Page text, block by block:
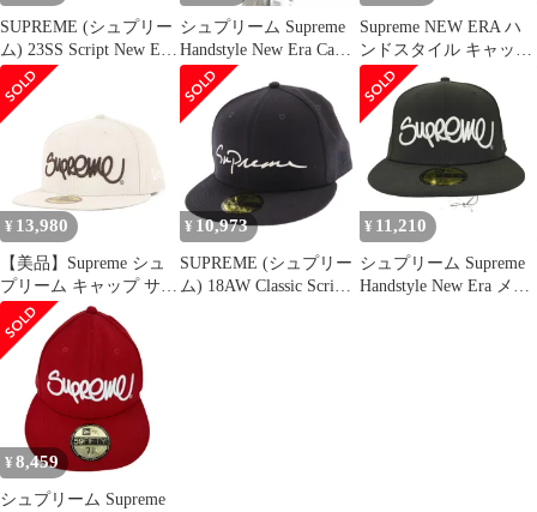
SUPREME (シュプリー
ム) 23SS Script New Era
Cap ロゴ刺繍 スクリプ
ト ニューエラ キャップ
帽子 ブラック
シュプリーム Supreme
Handstyle New Era Cap
メンズ 7 5/8
Supreme NEW ERA ハ
ンドスタイル キャップ
レッド 7 1/2
¥ 13,980
【美品】Supreme シュ
プリーム キャップ サイ
ズ:7 3/8(58.7cm) / 22SS
NEW ERA ハンドスタ
イル ベースボールキャ
ップ (Handstyle New
Era) / ストーン / 帽子 /
コラボ 別注【メンズ】
¥ 10,973
SUPREME (シュプリー
ム) 18AW Classic Script
¥ 11,210
シュプリーム Supreme
Handstyle New Era メン
¥ 8,459
シュプリーム Supreme